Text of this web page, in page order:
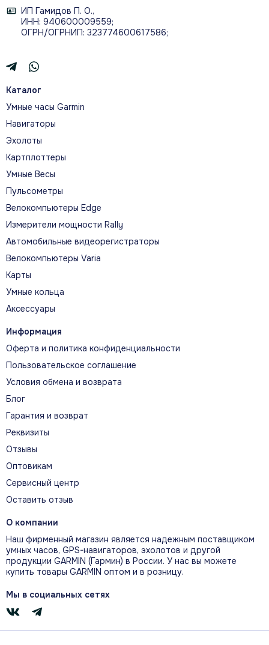
До 1 часа
от сети
О МОДЕЛИ
Дорожные подсказки, сервисы
Garmin Drive и обновления без
компьютера
Навигатор предупреждает о сложных
поворотах, изменениях скорости, школьных
зонах и экологических ограничениях. При
подключении смартфона Garmin Drive
передаёт трафик, погоду, цены на топливо и
уведомления, а Wi‑Fi позволяет обновлять
карты и программное обеспечение без кабеля
к компьютеру.
КЛЮЧЕВЫЕ СЦЕНАРИИ
Главное в реальной
эксплуатации
Чёткий безрамочный экран
ИП Гамидов П. О.,
ИНН: 940600009559;
ОГРН/ОГРНИП: 323774600617586;
Каталог
Умные часы Garmin
Навигаторы
Эхолоты
Картплоттеры
Умные Весы
Пульсометры
Велокомпьютеры Edge
Измерители мощности Rally
Автомобильные видеорегистраторы
Велокомпьютеры Varia
Карты
Умные кольца
Аксессуары
Информация
Оферта и политика конфиденциальности
Пользовательское соглашение
Условия обмена и возврата
Блог
Гарантия и возврат
Реквизиты
Отзывы
Оптовикам
Сервисный центр
Оставить отзыв
О компании
Наш фирменный магазин является надежным поставщиком
умных часов, GPS-навигаторов, эхолотов и другой
продукции GARMIN (Гармин) в России. У нас вы можете
купить товары GARMIN оптом и в розницу.
Мы в социальных сетях